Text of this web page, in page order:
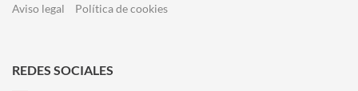
Aviso legal Política de cookies
REDES SOCIALES